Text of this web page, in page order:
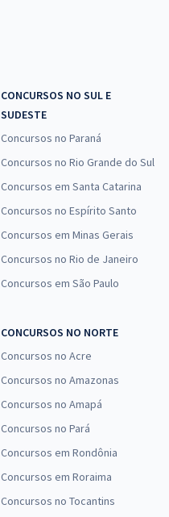
CONCURSOS NO SUL E
SUDESTE
Concursos no Paraná
Concursos no Rio Grande do Sul
Concursos em Santa Catarina
Concursos no Espírito Santo
Concursos em Minas Gerais
Concursos no Rio de Janeiro
Concursos em São Paulo
CONCURSOS NO NORTE
Concursos no Acre
Concursos no Amazonas
Concursos no Amapá
Concursos no Pará
Concursos em Rondônia
Concursos em Roraima
Concursos no Tocantins